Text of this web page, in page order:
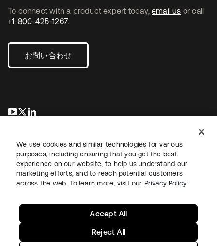
To connect with a product expert today, email us or call
+1-800-425-1267.
お問い合わせ
新しいタブで開く
新しいタブで開く
法務プライバシーポリシーサイト利用規約セキュリティ
We use cookies and similar technologies for various
purposes, including ensuring that you get the best
experience on our website, to help us understand our
marketing efforts, and to reach potential customers
across the web. To learn more, visit our Privacy Policy
Reject All
Accept All